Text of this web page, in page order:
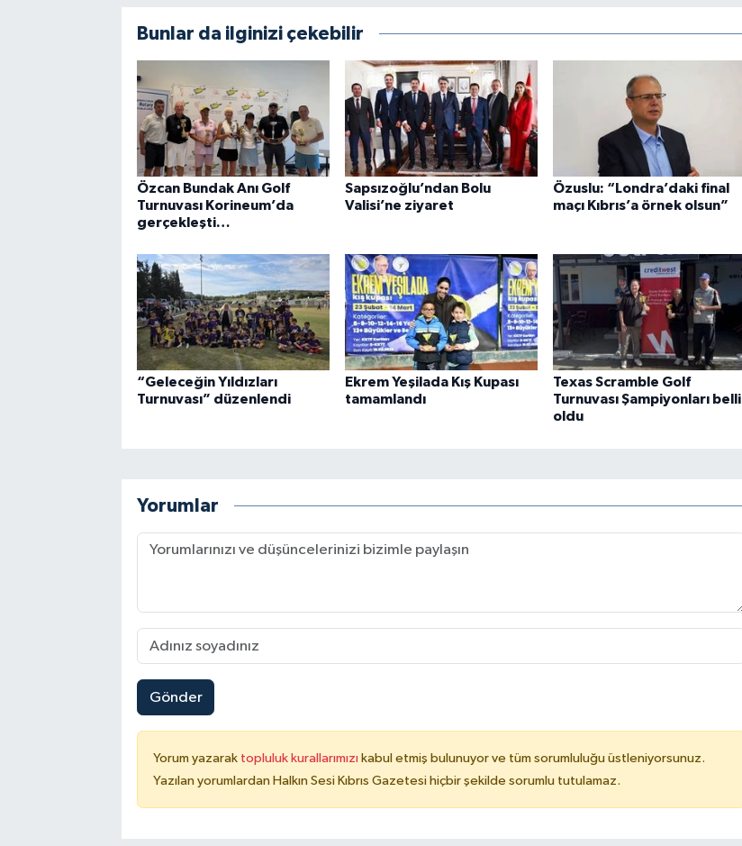
Bunlar da ilginizi çekebilir
Özcan Bundak Anı Golf
Turnuvası Korineum’da
gerçekleşti…
Sapsızoğlu’ndan Bolu
Valisi’ne ziyaret
Özuslu: “Londra’daki final
maçı Kıbrıs’a örnek olsun”
“Geleceğin Yıldızları
Turnuvası” düzenlendi
Ekrem Yeşilada Kış Kupası
tamamlandı
Texas Scramble Golf
Turnuvası Şampiyonları belli
oldu
Yorumlar
Gönder
Yorum yazarak topluluk kurallarımızı kabul etmiş bulunuyor ve tüm sorumluluğu üstleniyorsunuz.
Yazılan yorumlardan Halkın Sesi Kıbrıs Gazetesi hiçbir şekilde sorumlu tutulamaz.